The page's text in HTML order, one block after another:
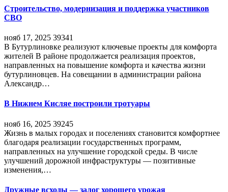
Строительство, модернизация и поддержка участников
СВО
нояб 17, 2025 39341
В Бутурлиновке реализуют ключевые проекты для комфорта
жителей В районе продолжается реализация проектов,
направленных на повышение комфорта и качества жизни
бутурлиновцев. На совещании в администрации района
Александр…
В Нижнем Кисляе построили тротуары
нояб 16, 2025 39245
Жизнь в малых городах и поселениях становится комфортнее
благодаря реализации государственных программ,
направленных на улучшение городской среды. В числе
улучшений дорожной инфраструктуры — позитивные
изменения,…
Дружные всходы — залог хорошего урожая